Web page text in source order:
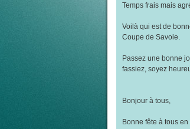
Temps frais mais
Voilà qui est de
Coupe de Savoie.
Passez une bonne
fassiez, soyez
Bonjour à tous,
Bonne fête à tous